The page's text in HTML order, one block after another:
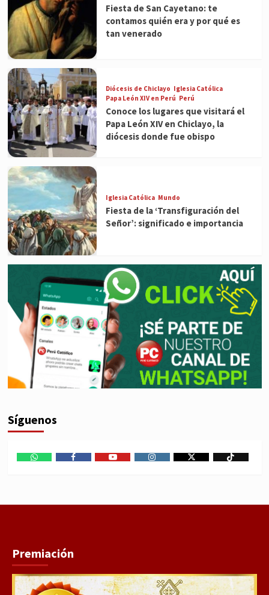
Fiesta de San Cayetano: te
contamos quién era y por qué es
tan venerado
Diócesis de Chiclayo Iglesia Católica
Papa León XIV en Perú Perú
Conoce los lugares que visitará el
Papa León XIV en Chiclayo, la
diócesis donde fue obispo
Iglesia Católica Mundo
Fiesta de la ‘Transfiguración del
Señor’: significado e importancia
Síguenos
Premiación